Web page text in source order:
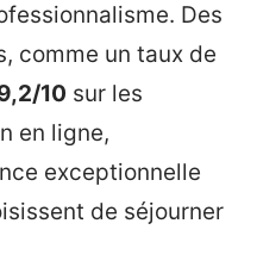
Des
comme un taux de
10 sur les
en ligne,
exceptionnelle
de séjourner